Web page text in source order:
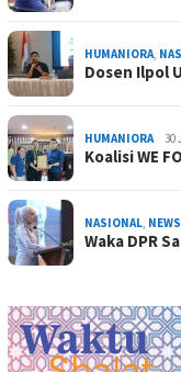
HUMANIORA,
Dosen Ilpol
HUMANIORA 30
Koalisi WE
NASIONAL, NEWS
Waka DPR